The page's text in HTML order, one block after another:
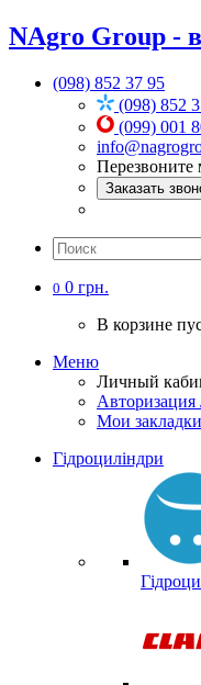
NAgro Group -
(098) 852 37 95
(098) 852
(099) 001
Перезвоните
Заказать
0 0 грн.
В корзине
Меню
Личный
Авторизация
Мои
Гідроциліндри